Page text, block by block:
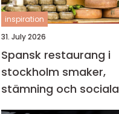
inspiration
31. July 2026
Spansk restaurang i
stockholm smaker,
stämning och sociala
middagar